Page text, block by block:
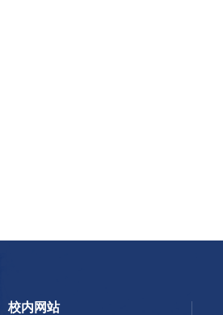
校内网站